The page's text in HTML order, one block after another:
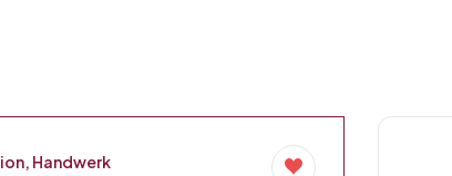
Handwerk